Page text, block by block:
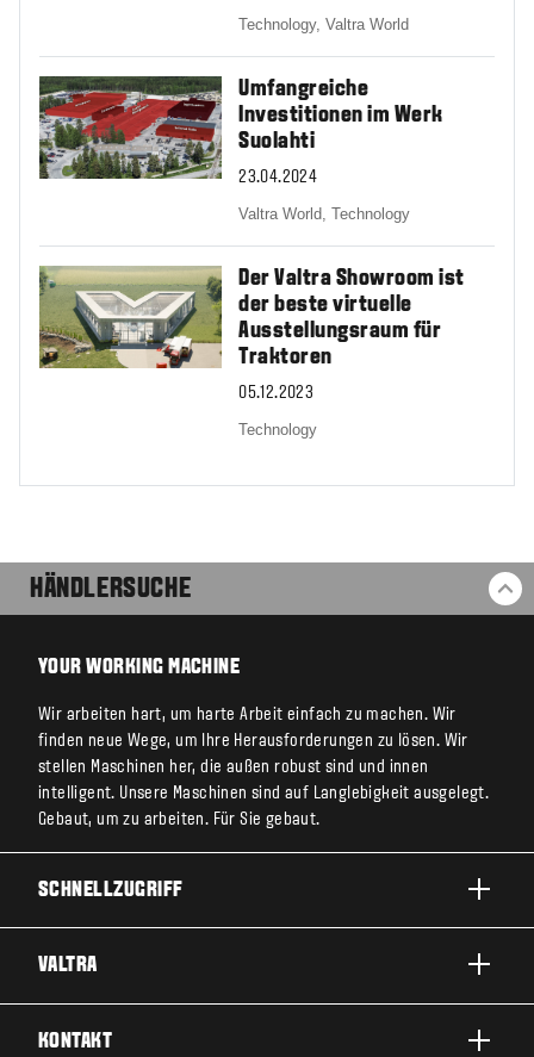
Technology,Valtra World
Umfangreiche
Investitionen im Werk
Suolahti
23.04.2024
Valtra World,Technology
Der Valtra Showroom ist
der beste virtuelle
Ausstellungsraum für
Traktoren
05.12.2023
Technology
HÄNDLERSUCHE
YOUR WORKING MACHINE
Wir arbeiten hart, um harte Arbeit einfach zu machen. Wir
finden neue Wege, um Ihre Herausforderungen zu lösen. Wir
stellen Maschinen her, die außen robust sind und innen
intelligent. Unsere Maschinen sind auf Langlebigkeit ausgelegt.
Gebaut, um zu arbeiten. Für Sie gebaut.
SCHNELLZUGRIFF
SERVICE & REPARATUR
VALTRA
KONTAKT